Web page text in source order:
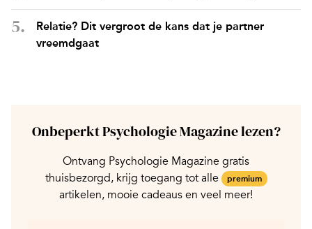
Relatie? Dit vergroot de kans dat je partner
vreemdgaat
Onbeperkt Psychologie Magazine lezen?
Ontvang Psychologie Magazine gratis
thuisbezorgd, krijg toegang tot alle
premium
artikelen, mooie cadeaus en veel meer!